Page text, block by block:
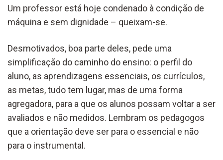
Um professor está hoje condenado à condição de
máquina e sem dignidade – queixam-se.
Desmotivados, boa parte deles, pede uma
simplificação do caminho do ensino: o perfil do
aluno, as aprendizagens essenciais, os currículos,
as metas, tudo tem lugar, mas de uma forma
agregadora, para a que os alunos possam voltar a ser
avaliados e não medidos. Lembram os pedagogos
que a orientação deve ser para o essencial e não
para o instrumental.